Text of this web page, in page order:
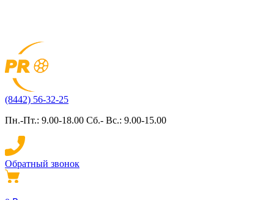
(8442) 56-32-25
Пн.-Пт.: 9.00-18.00 Сб.- Вс.: 9.00-15.00
Обратный звонок